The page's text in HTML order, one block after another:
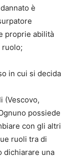
è
proprie abilità
ruolo;
in cui si decida
(Vescovo,
possiede
con gli altri
ruoli tra di
dichiarare una